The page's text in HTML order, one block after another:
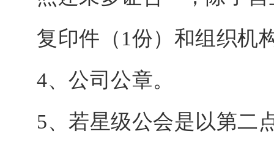
复印件（1份）和组织机
4、公司公章。
5、若星级公会是以第二